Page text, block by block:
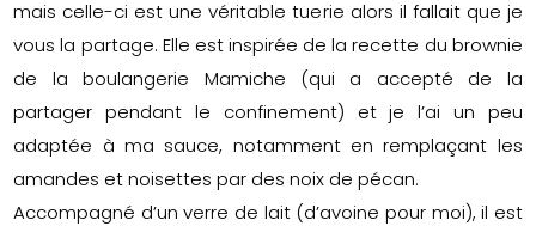
mais celle-ci est une véritable tuerie alors il fallait que je
vous la partage. Elle est inspirée de la recette du brownie
de la boulangerie Mamiche (qui a accepté de la
partager pendant le confinement) et je l’ai un peu
adaptée à ma sauce, notamment en remplaçant les
amandes et noisettes par des noix de pécan.
Accompagné d’un verre de lait (d’avoine pour moi), il est